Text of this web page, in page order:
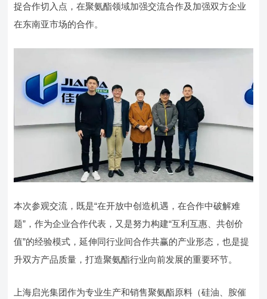
捉合作切入点，在聚氨酯领域加强交流合作及加强双方企业
在东南亚市场的合作。
本次参观交流，既是“在开放中创造机遇，在合作中破解难
题”，作为企业合作代表，又是努力构建“互利互惠、共创价
值”的经验模式，延伸同行业间合作共赢的产业形态，也是提
升双方产品质量，打造聚氨酯行业向前发展的重要环节。
上海启光集团作为专业生产和销售聚氨酯原料（硅油、胺催